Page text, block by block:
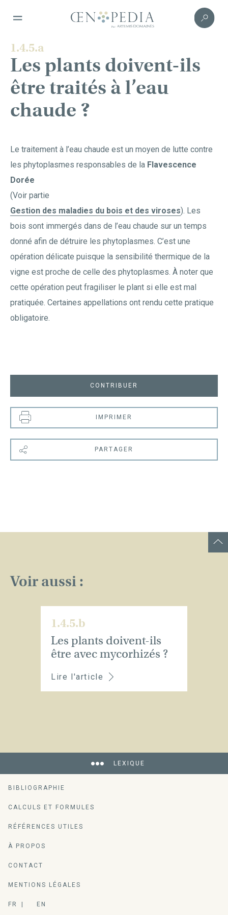
1.4.5.a
Les plants doivent-ils
être traités à l’eau
chaude ?
Le traitement à l’eau chaude est un moyen de lutte contre
les phytoplasmes responsables de la Flavescence
Dorée
(Voir partie
Gestion des maladies du bois et des viroses). Les
bois sont immergés dans de l’eau chaude sur un temps
donné afin de détruire les phytoplasmes. C’est une
opération délicate puisque la sensibilité thermique de la
vigne est proche de celle des phytoplasmes. À noter que
cette opération peut fragiliser le plant si elle est mal
pratiquée. Certaines appellations ont rendu cette pratique
obligatoire.
CONTRIBUER
IMPRIMER
PARTAGER
Voir aussi :
1.4.5.b
Les plants doivent-ils
être avec mycorhizés ?
Lire l'article
LEXIQUE
BIBLIOGRAPHIE
CALCULS ET FORMULES
RÉFÉRENCES UTILES
À PROPOS
CONTACT
MENTIONS LÉGALES
FR EN